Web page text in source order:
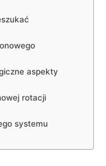
‍aspekty
rotacji
⁢systemu